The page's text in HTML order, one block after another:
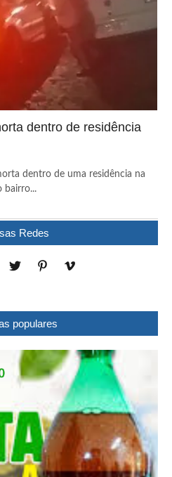
dentro de residência
dentro de uma residência na
bairro...
Redes
populares